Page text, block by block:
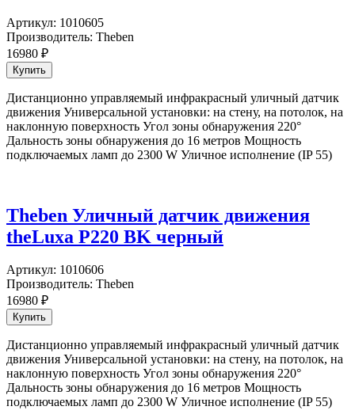
Артикул: 1010605
Производитель: Theben
16980 ₽
Дистанционно управляемый инфракрасный уличный датчик
движения Универсальной установки: на стену, на потолок, на
наклонную поверхность Угол зоны обнаружения 220°
Дальность зоны обнаружения до 16 метров Мощность
подключаемых ламп до 2300 W Уличное исполнение (IP 55)
Theben Уличный датчик движения
theLuxa P220 BK черный
Артикул: 1010606
Производитель: Theben
16980 ₽
Дистанционно управляемый инфракрасный уличный датчик
движения Универсальной установки: на стену, на потолок, на
наклонную поверхность Угол зоны обнаружения 220°
Дальность зоны обнаружения до 16 метров Мощность
подключаемых ламп до 2300 W Уличное исполнение (IP 55)